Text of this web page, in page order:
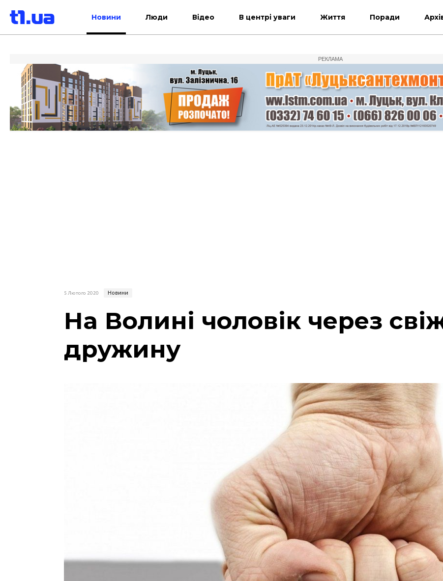
Новини Люди Відео В центрі уваги Життя Поради
РЕКЛАМА
5 Лютого 2020 Новини
На Волині чоловік через
дружину